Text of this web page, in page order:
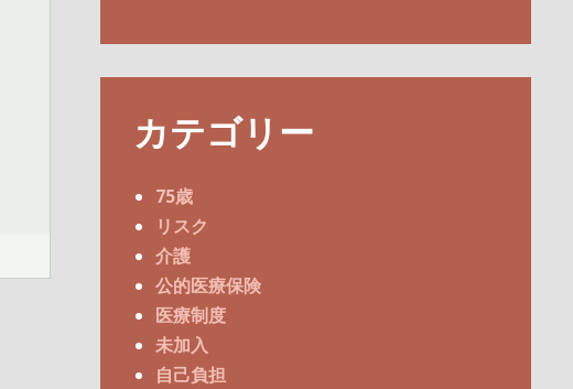
カテゴリー
75歳
リスク
介護
公的医療保険
医療制度
未加入
自己負担